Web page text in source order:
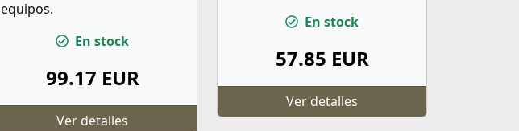
equipos.
En stock
99.17 EUR
Ver detalles
En stock
57.85 EUR
Ver detalles